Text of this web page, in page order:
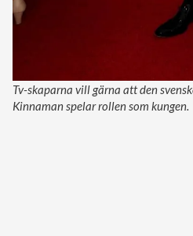
Tv-skaparna vill gärna att den
Kinnaman spelar rollen som kungen.